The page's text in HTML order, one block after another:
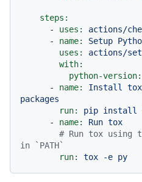
steps:
-
uses:
actions/
-
name: Setup
uses:
actions/
with:
python-version:
-
name: Install tox
packages
run:
pip install
-
name: Run tox
# Run tox using
in `PATH`
run:
tox -e py